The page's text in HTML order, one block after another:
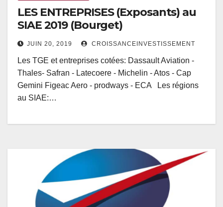
LES ENTREPRISES (Exposants) au
SIAE 2019 (Bourget)
JUIN 20, 2019 CROISSANCEINVESTISSEMENT
Les TGE et entreprises cotées: Dassault Aviation -
Thales- Safran - Latecoere - Michelin - Atos - Cap
Gemini Figeac Aero - prodways - ECA Les régions
au SIAE:…